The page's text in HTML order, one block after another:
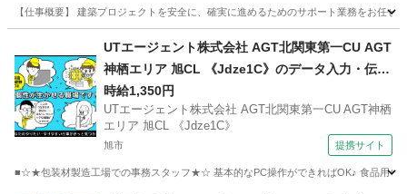
【仕事概要】 建築プロジェクトを安全に、確実に進めるためのサポート業務をお任
UTエージェント株式会社 AGT北関東第一CU AGT
神栖エリア 旭CL 《Jdze1C》のデータ入力・伝票
作成・ファイリング・電話応対 【入社日応相談】
時給1,350円
UTエージェント株式会社 AGT北関東第一CU AGT神栖
エリア 旭CL 《Jdze1C》
旭市 提携サイト
■☆★包装材製造工場での事務スタッフ★☆ 基本的なPC操作ができればOK♪ 食品用包